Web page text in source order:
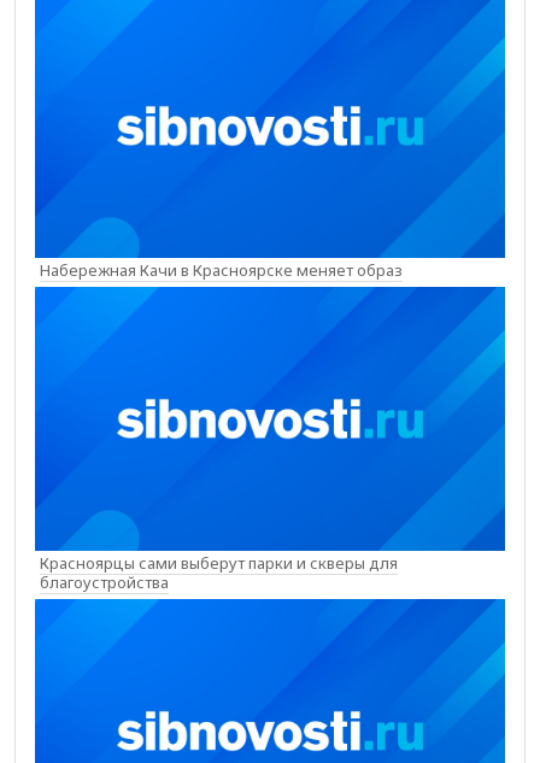
Набережная Качи в Красноярске меняет образ
Красноярцы сами выберут парки и скверы для
благоустройства